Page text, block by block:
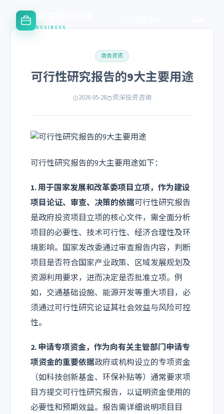
资深投资咨询
BUSINESS
商务资讯
可行性研究报告的9大主要用途
2026-05-28 资深投资咨询
可行性研究报告的9大主要用途如下：
1. 用于国家发展和改革委项目立项，作为建设
项目论证、审查、决策的依据可行性研究报告
是政府投资项目立项的核心文件，需全面分析
项目的必要性、技术可行性、经济合理性及环
境影响。国家发改委通过审查报告内容，判断
项目是否符合国家产业政策、区域发展规划及
资源利用要求，进而决定是否批准立项。例
如，交通基础设施、能源开发等重大项目，必
须通过可行性研究论证其社会效益与风险可控
性。
2. 申请专项资金，作为向有关主管部门申请专
项资金的重要依据政府或机构设立的专项资金
（如科技创新基金、环保补贴等）通常要求项
目方提交可行性研究报告，以证明资金使用的
必要性和预期效益。报告需详细说明项目目